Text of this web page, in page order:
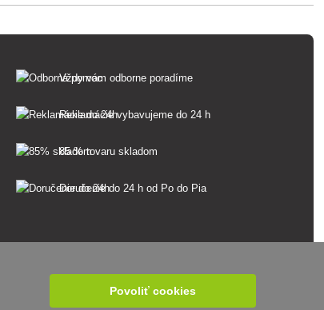
Vždy vám odborne poradíme
Reklamácie vybavujeme do 24 h
85 % tovaru skladom
Doručenie do 24 h od Po do Pia
Povoliť cookies